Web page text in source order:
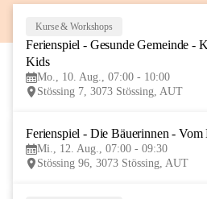
Kurse & Workshops
Ferienspiel - Gesunde Gemeinde -
Kids
Mo., 10. Aug., 07:00 - 10:00
Stössing 7, 3073 Stössing, AUT
Ferienspiel - Die Bäuerinnen -
Mi., 12. Aug., 07:00 - 09:30
Stössing 96, 3073 Stössing, AUT